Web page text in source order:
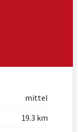
mittel
19.3 km